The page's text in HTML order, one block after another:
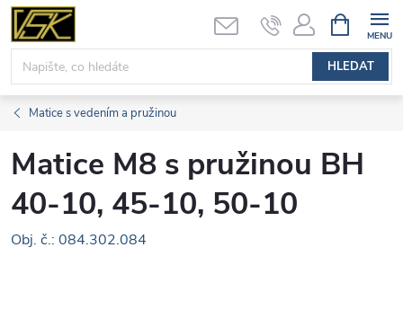
Přejít
obsah
HLEDAT
NÁKUPNÍ
KOŠÍK
Matice s vedením a pružinou
Matice M8 s pružinou BH
40-10, 45-10, 50-10
Obj. č.: 084.302.084